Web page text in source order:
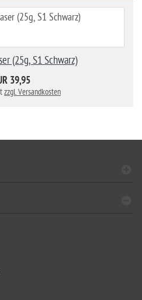
(25g, S1 Schwarz)
39,95
zzgl. Versandkosten